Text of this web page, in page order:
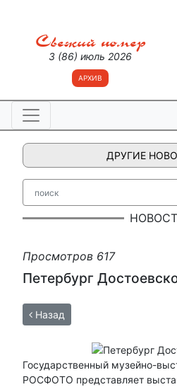
Свежий номер
3 (86) июль 2026
АРХИВ
ДРУГИЕ
Просмотров 617
Петербург
Назад
Государственный музейно-
РОСФОТО представляет